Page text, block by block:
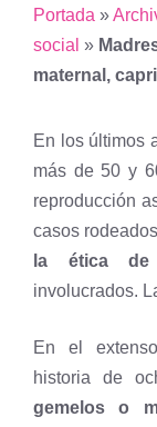
Portada »
social »
maternal,
En los últimos
más de 50 y
reproducción
casos
la ética de
involucrados.
En el
historia de
gemelos o